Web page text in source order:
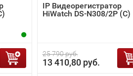
IP Видеорегистратор
HiWatch DS-N308/2P (C)
25 790 руб.
13 410,80 руб.